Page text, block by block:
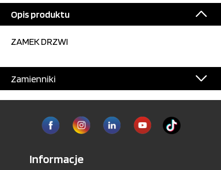
Opis produktu
ZAMEK DRZWI
Zamienniki
Informacje